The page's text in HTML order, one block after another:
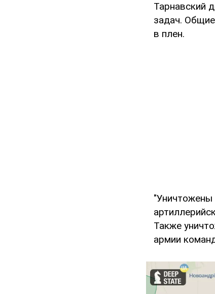
Тарнавский
задач.
в плен.
"Уничтожены
Также
армии